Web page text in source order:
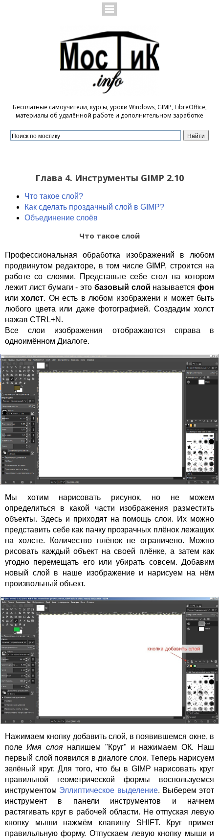
Бесплатные самоучители, курсы, уроки Windows, GIMP, LibreOffice,
материалы об удалённой работе и дополнительном заработке
Глава 4. Инструменты GIMP 2.10
Что такое слой?
Как сделать проздачный слой в GIMP?
Объединение слоёв
Что такое слой
Профессиональная обработка изображений в любом
продвинутом редакторе, в том числе GIMP, строится на
работе со слоями. Представьте себе стол на котором
лежит лист бумаги - это базовый слой называется фон
илихолст. Он есть в любом изображени и может быть
любого цвета или даже фотографией. Создадим холст
нажав CTRL+N.
Все слои изображения отображаются справа в
одноимённом Диалоге.
Мы хотим нарисовать рисунок, но не можем
определиться в какой части изображения разместить
объекты. Здесь и приходят на помощь слои. Их можно
представить себе как пачку прозрачных плёнок лежащих
на холсте. Количество плёнок не ограничено. Можно
рисовать каждый объект на своей плёнке, а затем как
угодно перемещать его или убирать совсем. Добавим
новый слой в наше изображение и нарисуем на нём
произвольный объект.
Нажимаем кнопку добавить слой, в появившемся окне, в
полеИмя слоянапишем "Круг" и нажимаем ОК. Наш
первый слой появился в диалоге слои. Теперь нарисуем
зелёный круг. Для того, что бы в GIMP нарисовать круг
правильной геометрической формы воспользуемся
инструментом Эллиптическое выделение. Выберем этот
инструмент в панели инструментов и начнем
растягивать круг в рабочей области. Не отпуская левую
кнопку мыши нажмём клавишу SHIFT. Круг примет
правильльную форму. Отпускаем левую кнопку мыши и